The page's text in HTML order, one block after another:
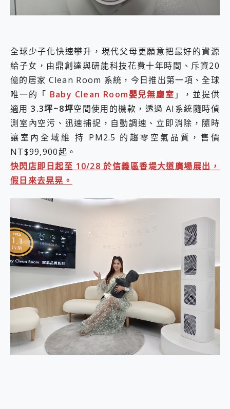
百倍變焦實測~ vivo X200 Pro 與 S25 Ultra 誰能滿足全場景拍攝需求？
超好用的 PLAUD NotePin AI 智慧錄音膠囊~ 您的AI 秘書已上線 每月免費送你 300分鐘轉寫
飛利浦 JS7310 ⚡【電急便｜行動儲能救車電源】 可靠的旅行夥伴！帶給您優異的安全性與強大供電效能
是螢幕也是電視! 一機超多用途「MSI微星 Modern MD272UPSW 27型」 4K IPS 輕薄商用智慧聯網螢幕 開箱 評測
您的專屬AI 助手 Yoga Slim 7 Aura Edition 觸控AI筆電 開箱 評測
realme 14 Pro 超硬軍規、冰感變色實測，realme 14 5G 遊戲戰鬥值爆表，效能x娛樂全都要！
iPhone、Apple Watch、AirPods耳機 三個設備充電一起搞定 ONPRO MagReact™ M3 3 in 1可攜摺疊無線充電器 開箱 評測
動靜皆宜「HUAWEI FreeArc」開放式耳掛耳機，無感配戴! 超穩超服貼，音質、通話也很優質
好玩好拍 vivo V50 ~ 口袋裡的 Zeiss 潮流攝影棚!
25種洗烘模式一機搞定! Roborock 衣莉莎白 H1 Neo分子篩洗脫烘 AI 滾筒洗衣機
給 MSI Claw 系列電競掌機 最完美的家 MSI Nest Docking Station 掌機專屬擴充底座 開箱 評測
2億 APO蔡司長焦神機降臨~ vivo X200 Pro、vivo X200 就是這麼好拍
Locawhere AnyTo 寶可夢飛人 AnyTo 不出門也可以飛遍全世界
vivo TWS 3e 真無線藍牙耳機智慧降噪升級、音質明亮溫潤，並支援雙設備連接~
MSI Claw 掌機專屬配件包 來囉 完美保護 MSI Claw A1M-026TW 電競掌機
人像旗艦 vivo V30 系列 開箱 評測! 首搭蔡司光學鏡頭、攝影棚級柔光環、拍攝功能最好玩的美拍神機 vivo V30 Pro
多個願望一次滿足 超強散熱 微星 MSI Claw A1M-026TW 電競掌機 開箱 評測
一吸完美對位 擁有超強吸力與超好用的隱磁支架 O-ONE MAG 最會吸的行動電源 開箱 評測
OPPO 哈蘇 300mm 專業增距鏡實測：Find X9 Ultra 光學長焦隨手拍，紀錄生活就是這麼簡單
Motorola edge 70 pro 及 moto g37 power上市，登錄在送飛利浦氣炸鍋
ASUS Pad 全面應援 Me Time，加碼愛奇藝黃金雙周卡體驗，專案價最低 NT$0 起
全球少子化快速攀升，現代父母更願意把最好的資源
給子女，由鼎創達與研能科技花費十年時間、斥資20
億的居家 Clean Room 系統，今日推出第一項、全球
唯一的「 Baby Clean Room嬰兒無塵室 」，並提供
適用3.3坪~8坪空間使用的機款，透過 AI系統隨時偵
測室內空污、迅速捕捉，自動調速、立即消除，隨時
讓室內全域維 持 PM2.5 的趨零空氣品質，售價
NT$99,900起。
快閃店即日起至 10/28 於信義區香堤大道廣場展出，
假日來去晃晃。